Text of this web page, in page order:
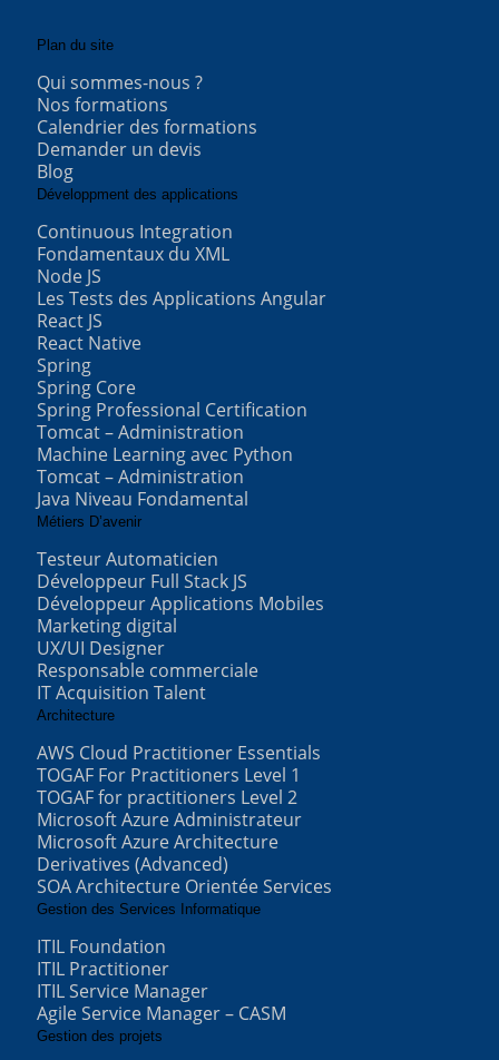
Plan du site
Qui sommes-nous ?
Nos formations
Calendrier des formations
Demander un devis
Blog
Développment des applications
Continuous Integration
Fondamentaux du XML
Node JS
Les Tests des Applications Angular
React JS
React Native
Spring
Spring Core
Spring Professional Certification
Tomcat – Administration
Machine Learning avec Python
Tomcat – Administration
Java Niveau Fondamental
Métiers D’avenir
Testeur Automaticien
Développeur Full Stack JS
Développeur Applications Mobiles
Marketing digital
UX/UI Designer
Responsable commerciale
IT Acquisition Talent
Architecture
AWS Cloud Practitioner Essentials
TOGAF For Practitioners Level 1
TOGAF for practitioners Level 2
Microsoft Azure Administrateur
Microsoft Azure Architecture
Derivatives (Advanced)
SOA Architecture Orientée Services
Gestion des Services Informatique
ITIL Foundation
ITIL Practitioner
ITIL Service Manager
Agile Service Manager – CASM
Gestion des projets